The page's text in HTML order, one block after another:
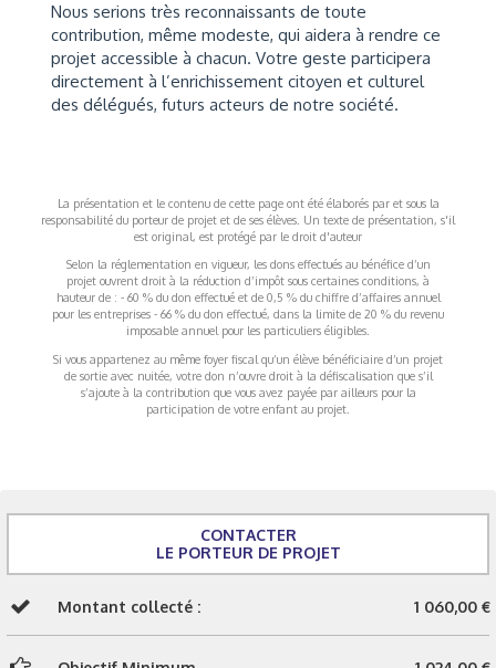
Nous serions très reconnaissants de toute
contribution, même modeste, qui aidera à rendre ce
projet accessible à chacun. Votre geste participera
directement à l’enrichissement citoyen et culturel
des délégués, futurs acteurs de notre société.
La présentation et le contenu de cette page ont été élaborés par et sous la
responsabilité du porteur de projet et de ses élèves. Un texte de présentation, s'il
est original, est protégé par le droit d'auteur
Selon la réglementation en vigueur, les dons effectués au bénéfice d’un
projet ouvrent droit à la réduction d’impôt sous certaines conditions, à
hauteur de : - 60 % du don effectué et de 0,5 % du chiffre d’affaires annuel
pour les entreprises - 66 % du don effectué, dans la limite de 20 % du revenu
imposable annuel pour les particuliers éligibles.
Si vous appartenez au même foyer fiscal qu’un élève bénéficiaire d’un projet
de sortie avec nuitée, votre don n’ouvre droit à la défiscalisation que s’il
s’ajoute à la contribution que vous avez payée par ailleurs pour la
participation de votre enfant au projet.
CONTACTER
LE PORTEUR DE PROJET
Montant collecté : 1 060,00 €